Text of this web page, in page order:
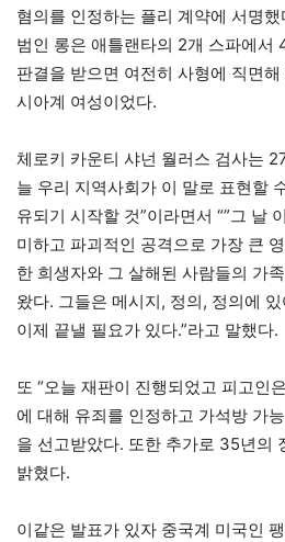
혐의를 인정하는 플리 계약에 서명
범인 롱은 애틀랜타의 2개 스파에서
판결을 받으면 여전히 사형에 직면
시아계 여성이었다.
체로키 카운티 샤넌 월러스 검사는
늘 우리 지역사회가 이 말로 표현할
유되기 시작할 것”이라면서 “”그 날
미하고 파괴적인 공격으로 가장 큰
한 희생자와 그 살해된 사람들의 가
왔다. 그들은 메시지, 정의, 정의에
이제 끝낼 필요가 있다.”라고 말했다.
또 “오늘 재판이 진행되었고 피고인
에 대해 유죄를 인정하고 가석방 가
을 선고받았다. 또한 추가로 35년의
밝혔다.
이같은 발표가 있자 중국계 미국인